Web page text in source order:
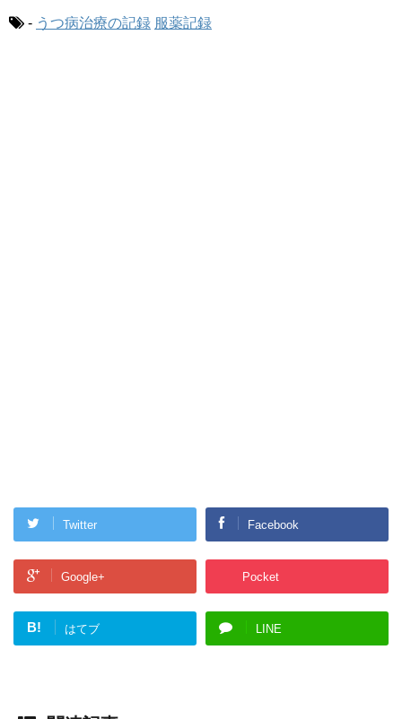
- うつ病治療の記録 服薬記録
Twitter Facebook
Google+ Pocket
B! はてブ LINE